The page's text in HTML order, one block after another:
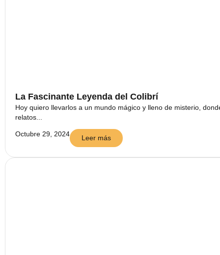
La Fascinante Leyenda del Colibrí
Hoy quiero llevarlos a un mundo mágico y lleno de misterio,
relatos...
Octubre 29, 2024 Leer más